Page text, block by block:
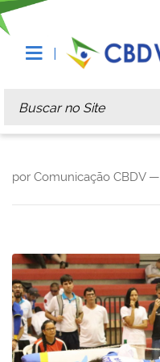
Busca
Busca Avançada…
por Comunicação CBDV —